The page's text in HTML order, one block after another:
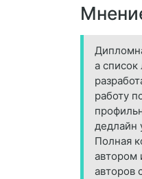
а
работу
дедлайн
Полная
автором
авторов